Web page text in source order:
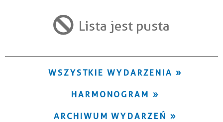
Trwające w zakresie Lista jest pusta
WSZYSTKIE WYDARZENIA
HARMONOGRAM
ARCHIWUM WYDARZEŃ